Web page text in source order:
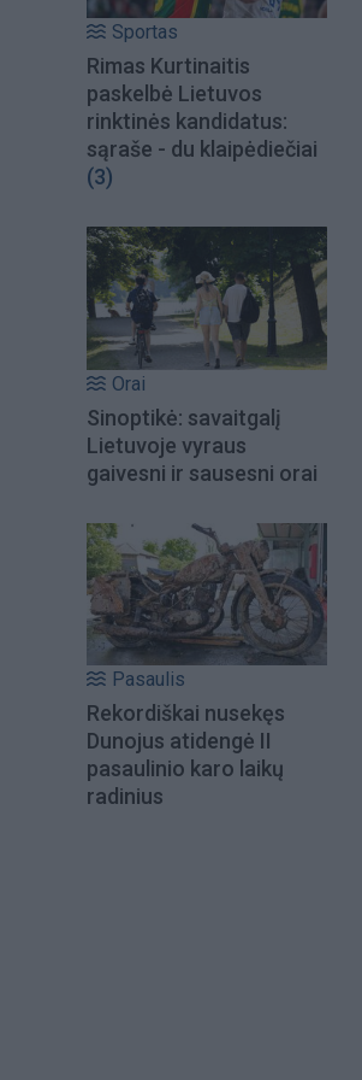
Sportas
Rimas Kurtinaitis
paskelbė Lietuvos
rinktinės kandidatus:
sąraše - du klaipėdiečiai
(3)
Orai
Sinoptikė: savaitgalį
Lietuvoje vyraus
gaivesni ir sausesni orai
Pasaulis
Rekordiškai nusekęs
Dunojus atidengė II
pasaulinio karo laikų
radinius